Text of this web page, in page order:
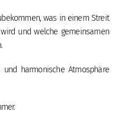
was in einem Streit
und welche gemeinsamen
harmonische Atmosphäre